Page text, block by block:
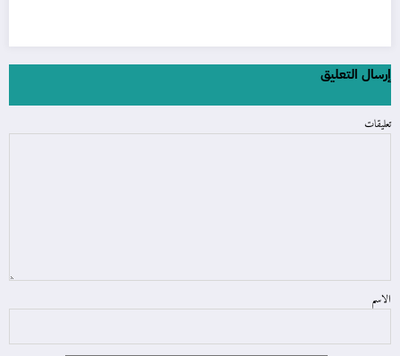
إرسال التعليق
تعليقات
الاسم